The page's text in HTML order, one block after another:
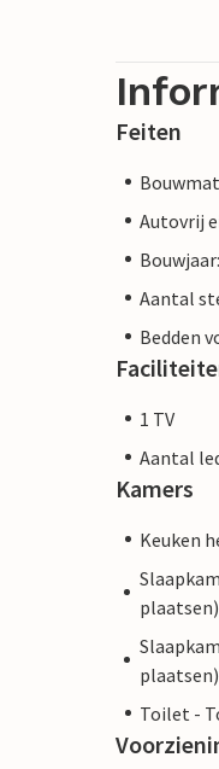
Feiten
Autovrij
Aantal
Bedden
1 TV
Aantal
Kamers
Keuken
plaatsen)
plaatsen)
Toilet -